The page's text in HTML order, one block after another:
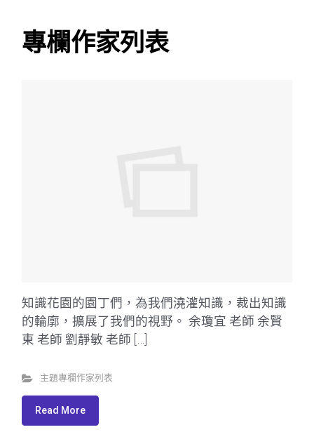
專欄作家列表
知識花園的園丁們，為我們澆灌知識，裁出知識
的輪廓，擴展了我們的視野。 余瓊宜 老師 余賢
東 老師 劉靜敏 老師 […]
主題專欄作家列表
Read More